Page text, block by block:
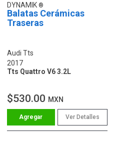
DYNAMIK
Balatas Cerámicas
Traseras
Audi Tts
2017
Tts Quattro V6 3.2L
$530.00 MXN
Ver Detalles